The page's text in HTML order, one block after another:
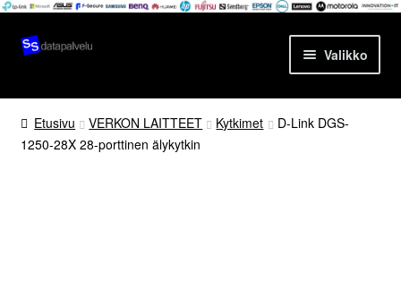
Siirry
Siirry
Valikko
Etusivu
Tuotteet
Etusivu VERKON LAITTEET Kytkimet
D-Link DGS-
1250-28X 28-porttinen älykytkin